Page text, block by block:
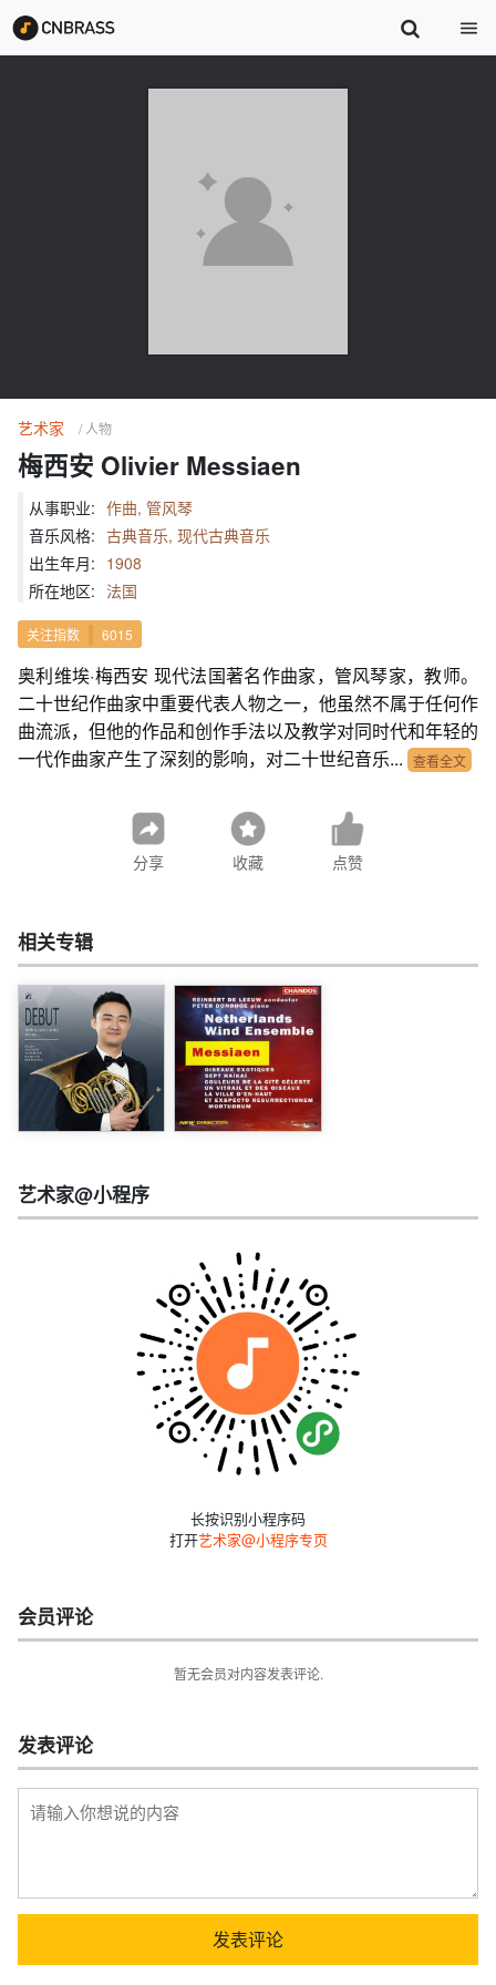
艺术家 / 人物
梅西安 Olivier Messiaen
从事职业: 作曲, 管风琴
音乐风格: 古典音乐, 现代古典音乐
出生年月: 1908
所在地区: 法国
关注指数 6015
奥利维埃·梅西安 现代法国著名作曲家，管风琴家，教师。
二十世纪作曲家中重要代表人物之一，他虽然不属于任何作
曲流派，但他的作品和创作手法以及教学对同时代和年轻的
一代作曲家产生了深刻的影响，对二十世纪音乐... 查看全文
分享 收藏 点赞
相关专辑
艺术家@小程序
长按识别小程序码
打开艺术家@小程序专页
会员评论
暂无会员对内容发表评论.
发表评论